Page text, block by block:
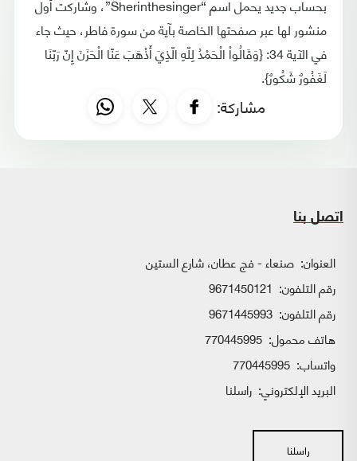
بحساب جديد يحمل اسم “Sherinthesinger”، وشاركت أول
منشور لها عبر صفحتها الخاصة بآية من سورة فاطر، حيث جاء
في الآية 34: {وَقَالُواْ الْحَمْدُ لِلّهِ الّذِيَ أَذْهَبَ عَنّا الْحَزَنَ إِنّ رَبّنَا
لَغَفُورٌ شَكُورٌ}.
مشاركة:
اتصل بنا
العنوان: صنعاء - فج عطان، شارع الستين
رقم التلفون: 9671450121
رقم التلفون: 9671445993
هاتف محمول: 770445995
واتساب:
البريد الإلكتروني: راسلنا
راسلنا